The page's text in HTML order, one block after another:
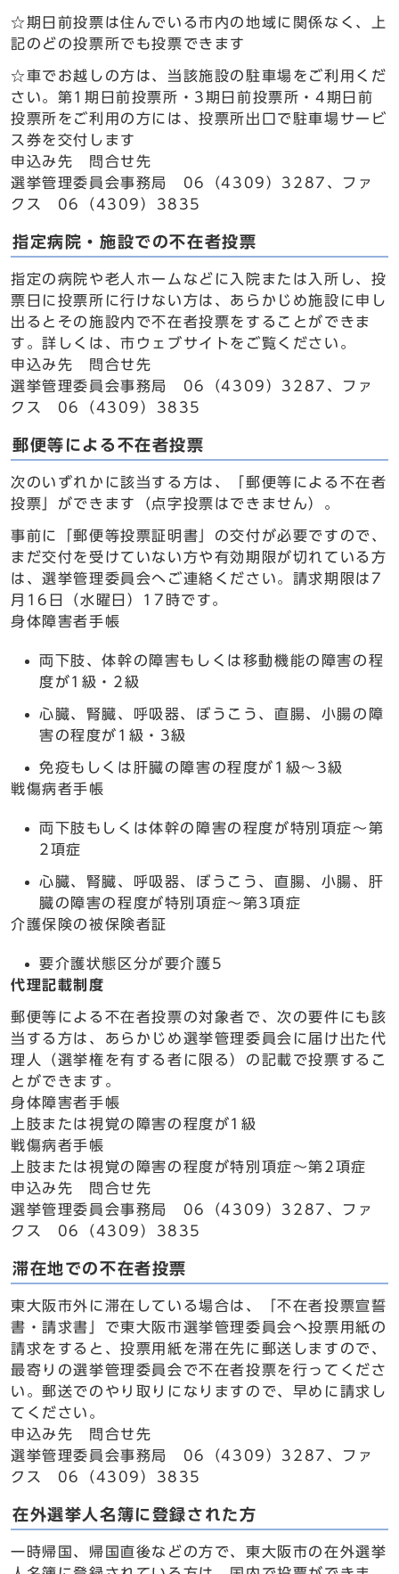
☆期日前投票は住んでいる市内の地域に関係なく、上
記のどの投票所でも投票できます
☆車でお越しの方は、当該施設の駐車場をご利用くだ
さい。第1期日前投票所・3期日前投票所・4期日前
投票所をご利用の方には、投票所出口で駐車場サービ
ス券を交付します
申込み先 問合せ先
選挙管理委員会事務局 06（4309）3287、ファ
クス 06（4309）3835
指定病院・施設での不在者投票
指定の病院や老人ホームなどに入院または入所し、投
票日に投票所に行けない方は、あらかじめ施設に申し
出るとその施設内で不在者投票をすることができま
す。詳しくは、市ウェブサイトをご覧ください。
申込み先 問合せ先
選挙管理委員会事務局 06（4309）3287、ファ
クス 06（4309）3835
郵便等による不在者投票
次のいずれかに該当する方は、「郵便等による不在者
投票」ができます（点字投票はできません）。
事前に「郵便等投票証明書」の交付が必要ですので、
まだ交付を受けていない方や有効期限が切れている方
は、選挙管理委員会へご連絡ください。請求期限は7
月16日（水曜日）17時です。
身体障害者手帳
両下肢、体幹の障害もしくは移動機能の障害の程
度が1級・2級
心臓、腎臓、呼吸器、ぼうこう、直腸、小腸の障
害の程度が1級・3級
免疫もしくは肝臓の障害の程度が1級～3級
戦傷病者手帳
両下肢もしくは体幹の障害の程度が特別項症～第
2項症
心臓、腎臓、呼吸器、ぼうこう、直腸、小腸、肝
臓の障害の程度が特別項症～第3項症
介護保険の被保険者証
要介護状態区分が要介護5
代理記載制度
郵便等による不在者投票の対象者で、次の要件にも該
当する方は、あらかじめ選挙管理委員会に届け出た代
理人（選挙権を有する者に限る）の記載で投票するこ
とができます。
身体障害者手帳
上肢または視覚の障害の程度が1級
戦傷病者手帳
上肢または視覚の障害の程度が特別項症～第2項症
申込み先 問合せ先
選挙管理委員会事務局 06（4309）3287、ファ
クス 06（4309）3835
滞在地での不在者投票
東大阪市外に滞在している場合は、「不在者投票宣誓
書・請求書」で東大阪市選挙管理委員会へ投票用紙の
請求をすると、投票用紙を滞在先に郵送しますので、
最寄りの選挙管理委員会で不在者投票を行ってくださ
い。郵送でのやり取りになりますので、早めに請求し
てください。
申込み先 問合せ先
選挙管理委員会事務局 06（4309）3287、ファ
クス 06（4309）3835
在外選挙人名簿に登録された方
一時帰国、帰国直後などの方で、東大阪市の在外選挙